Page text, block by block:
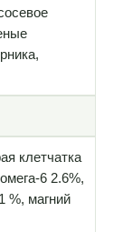
клетчатка
6 2.6%,
%, магний